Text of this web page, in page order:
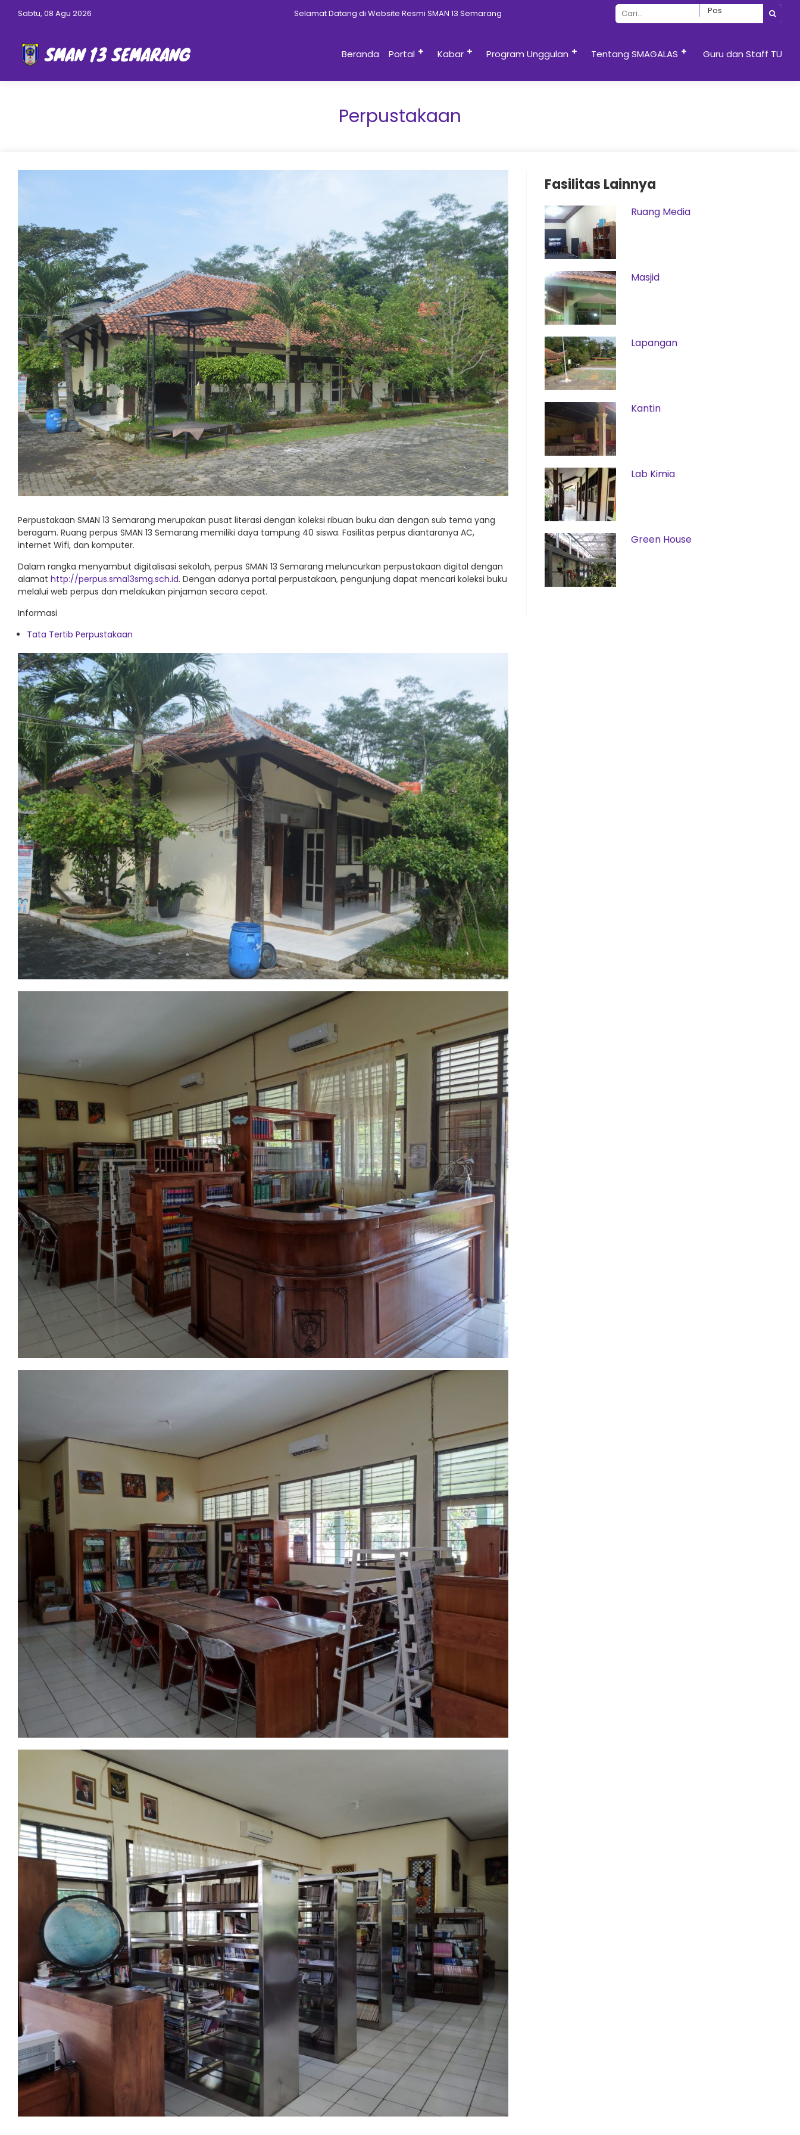
Sabtu, 08 Agu 2026 Selamat Datang di Website Resmi SMAN 13 Semarang
Beranda Portal Kabar Program Unggulan Tentang SMAGALAS Guru dan Staff TU
Perpustakaan
Perpustakaan SMAN 13 Semarang merupakan pusat literasi dengan koleksi ribuan buku dan dengan sub tema yang
beragam. Ruang perpus SMAN 13 Semarang memiliki daya tampung 40 siswa. Fasilitas perpus diantaranya AC,
internet Wifi, dan komputer.
Dalam rangka menyambut digitalisasi sekolah, perpus SMAN 13 Semarang meluncurkan perpustakaan digital dengan
alamat http://perpus.sma13smg.sch.id. Dengan adanya portal perpustakaan, pengunjung dapat mencari koleksi buku
melalui web perpus dan melakukan pinjaman secara cepat.
Informasi
Tata Tertib Perpustakaan
Fasilitas Lainnya
Ruang Media
Masjid
Lapangan
Kantin
Lab Kimia
Green House